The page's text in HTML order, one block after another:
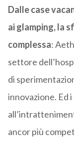
Dalle case
ai glamping, la
complessa:
settore
di
innovazione. Ed
ancor più